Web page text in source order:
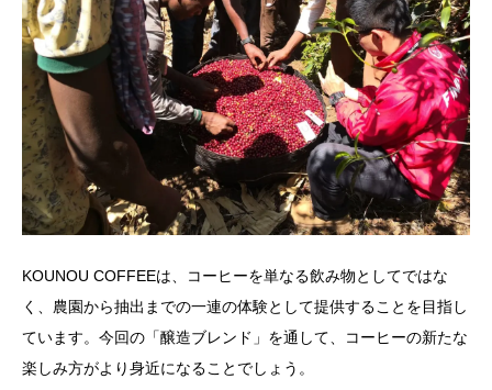
KOUNOU COFFEEは、コーヒーを単なる飲み物としてではな
く、農園から抽出までの一連の体験として提供することを目指し
ています。今回の「醸造ブレンド」を通して、コーヒーの新たな
楽しみ方がより身近になることでしょう。